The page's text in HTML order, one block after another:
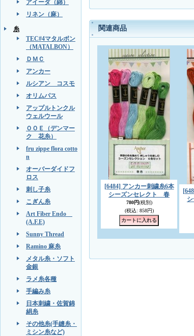
アイーダ（綿）
リネン（麻）
糸
TEC#4マタルボン
（MATALBON）
ＤＭＣ
アンカー
ルシアン コスモ
オリムパス
アップルトンクル
ウェルウール
ＯＯＥ（デンマー
ク 花糸）
fru zippe flora cotto
n
オーバーダイドフ
ロス
刺し子糸
こぎん糸
Art Fiber Endo
(A.F.E)
Sunny Thread
Ramino 麻糸
メタル糸・ソフト
金銀
ラメ糸各種
手編み糸
日本刺繍・佐賀錦
絹糸
その他糸(手縫糸・
ミシン糸など)
関連商品
[6484] アンカー刺繍糸6本
シーズンセレクト 春
780円(税別)
(税込: 858円)